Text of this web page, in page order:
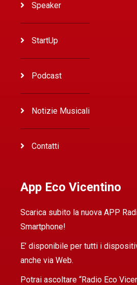
Speaker
StartUp
Podcast
Notizie Musicali
Contatti
App Eco Vicentino
Scarica subito la nuova APP
Smartphone!
E’ disponibile per tutti i
anche via Web.
Potrai ascoltare “Radio Eco